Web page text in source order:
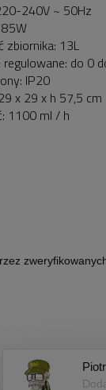
240V ~ 50Hz
zbiornika: 13L
regulowane: do 0
IP20
x 29 x h 57,5 cm
1100 ml / h
Piotr